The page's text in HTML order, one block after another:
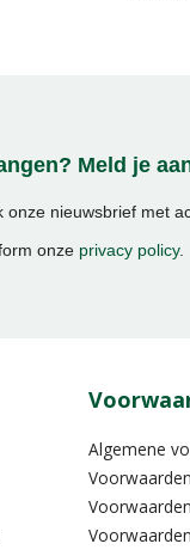
Meld je
nieuwsbrief met
onze privacy policy.
Algemene